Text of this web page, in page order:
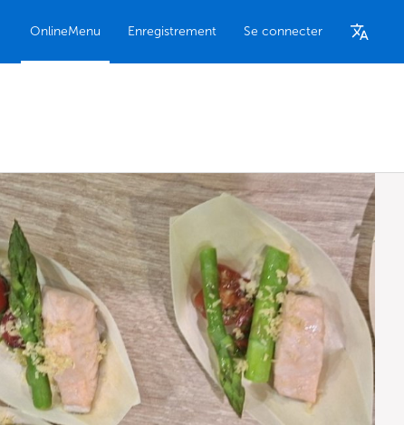
OnlineMenu Enregistrement Se connecter